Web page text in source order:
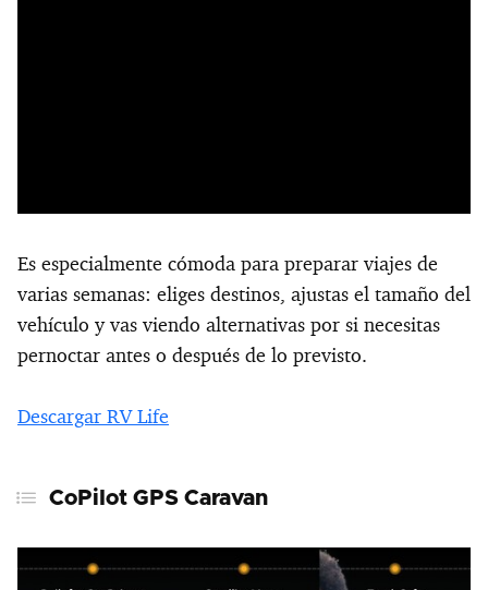
Es especialmente cómoda para preparar viajes de
varias semanas: eliges destinos, ajustas el tamaño del
vehículo y vas viendo alternativas por si necesitas
pernoctar antes o después de lo previsto.
Descargar RV Life
CoPilot GPS Caravan